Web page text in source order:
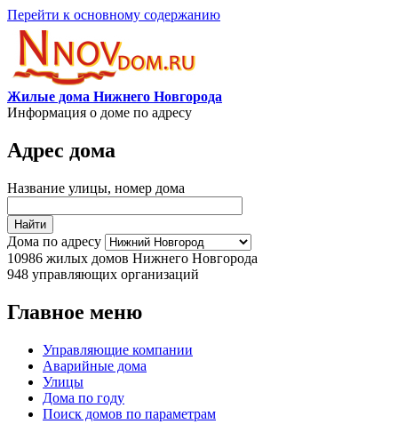
Перейти к основному содержанию
Жилые дома Нижнего Новгорода
Информация о доме по адресу
Адрес дома
Название улицы, номер дома
Дома по адресу
10986 жилых домов Нижнего Новгорода
948 управляющих организаций
Главное меню
Управляющие компании
Аварийные дома
Улицы
Дома по году
Поиск домов по параметрам